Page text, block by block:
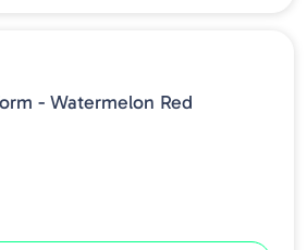
- Watermelon Red